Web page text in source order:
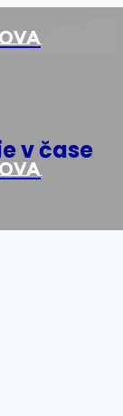
v čase